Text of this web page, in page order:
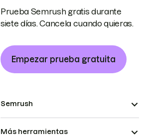
Prueba Semrush gratis durante
siete días. Cancela cuando quieras.
Empezar prueba gratuita
Semrush
Más herramientas